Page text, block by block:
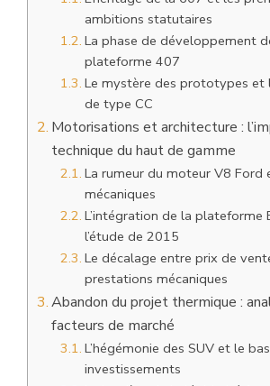
ambitions statutaires
La phase de développement
plateforme 407
Le mystère des prototypes et
de type CC
Motorisations et architecture :
technique du haut de gamme
La rumeur du moteur V8 Ford
mécaniques
L’intégration de la plateforme
l’étude de 2015
Le décalage entre prix de
prestations mécaniques
Abandon du projet thermique :
facteurs de marché
L’hégémonie des SUV et le
investissements